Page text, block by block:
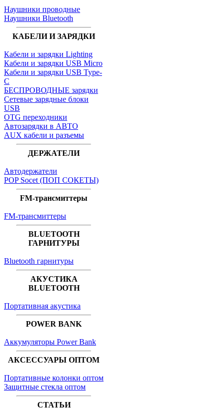
Наушники проводные
Наушники Bluetooth
КАБЕЛИ И ЗАРЯДКИ
Кабели и зарядки Lighting
Кабели и зарядки USB Micro
Кабели и зарядки USB Type-
C
БЕСПРОВОДНЫЕ зарядки
Сетевые зарядные блоки
USB
OTG переходники
Автозарядки в АВТО
AUX кабели и разъемы
ДЕРЖАТЕЛИ
Автодержатели
POP Socet (ПОП СОКЕТЫ)
FM-трансмиттеры
FM-трансмиттеры
BLUETOOTH
ГАРНИТУРЫ
Bluetooth гарнитуры
АКУСТИКА
BLUETOOTH
Портативная акустика
POWER BANK
Аккумуляторы Power Bank
АКСЕССУАРЫ ОПТОМ
Портативные колонки оптом
Защитные стекла оптом
СТАТЬИ